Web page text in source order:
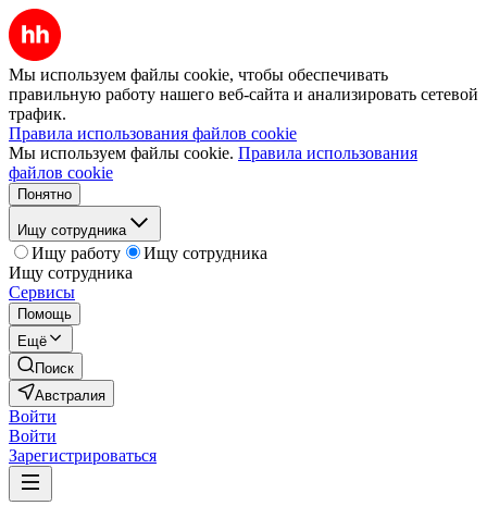
Мы используем файлы cookie, чтобы обеспечивать
правильную работу нашего веб-сайта и анализировать сетевой
трафик.
Правила использования файлов cookie
Мы используем файлы cookie. Правила использования
файлов cookie
Понятно
Ищу сотрудника
Ищу работу
Ищу сотрудника
Ищу сотрудника
Сервисы
Помощь
Ещё
Поиск
Австралия
Войти
Войти
Зарегистрироваться